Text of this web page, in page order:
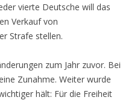
vierte Deutsche will das
Verkauf von
Strafe stellen.
zum Jahr zuvor. Bei
Zunahme. Weiter wurde
hält: Für die Freiheit